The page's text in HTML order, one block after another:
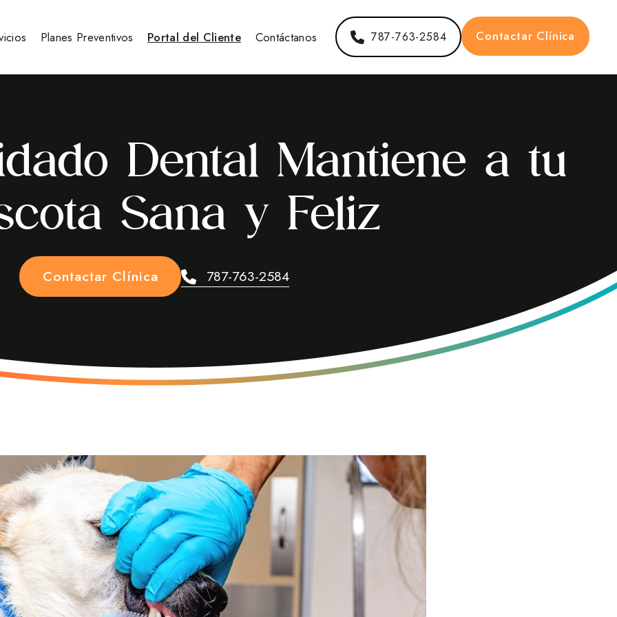
Planes Preventivos Portal del Cliente Contáctanos 787-763-2584 Contactar Clínica
Dental Mantiene a tu
Sana y Feliz
Contactar Clínica 787-763-2584